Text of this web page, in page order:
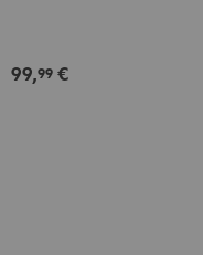
99,99 €